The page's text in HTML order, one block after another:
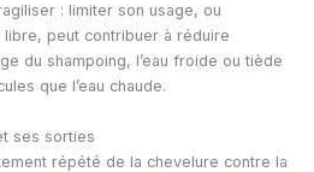
: limiter son usage, ou
libre, peut contribuer à réduire
du shampoing, l’eau froide ou tiède
que l’eau chaude.
ses sorties
répété de la chevelure contre la